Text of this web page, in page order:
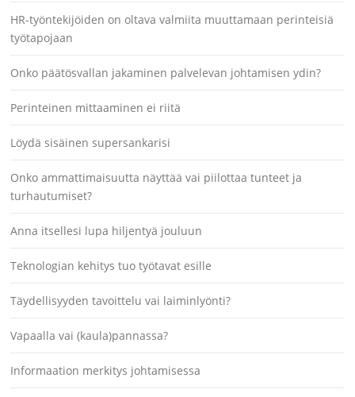
HR-työntekijöiden on oltava valmiita muuttamaan perinteisiä
työtapojaan
Onko päätösvallan jakaminen palvelevan johtamisen ydin?
Perinteinen mittaaminen ei riitä
Löydä sisäinen supersankarisi
Onko ammattimaisuutta näyttää vai piilottaa tunteet ja
turhautumiset?
Anna itsellesi lupa hiljentyä jouluun
Teknologian kehitys tuo työtavat esille
Täydellisyyden tavoittelu vai laiminlyönti?
Vapaalla vai (kaula)pannassa?
Informaation merkitys johtamisessa